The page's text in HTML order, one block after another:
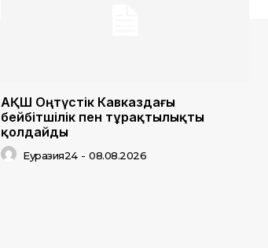
АҚШ Оңтүстік Кавказдағы
бейбітшілік пен тұрақтылықты
қолдайды
Еуразия24 - 08.08.2026